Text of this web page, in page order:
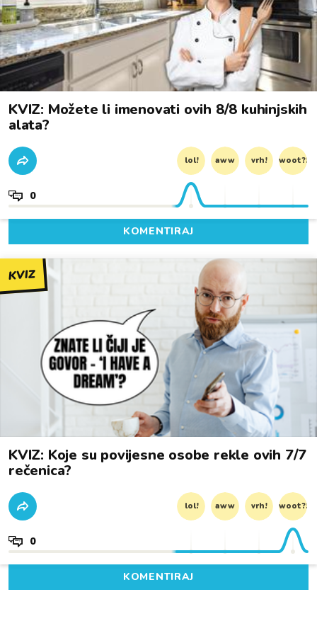
KVIZ: Možete li imenovati ovih 8/8 kuhinjskih
alata?
lol! aww vrh! woot?!
0
KOMENTIRAJ
KVIZ
KVIZ: Koje su povijesne osobe rekle ovih 7/7
rečenica?
lol! aww vrh! woot?!
0
KOMENTIRAJ